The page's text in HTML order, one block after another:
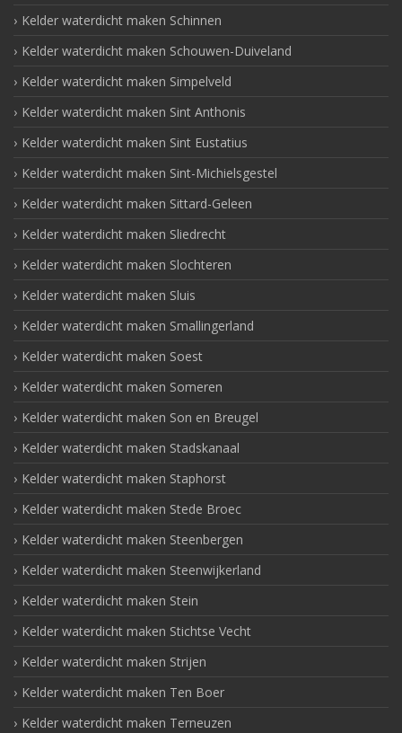
Kelder waterdicht maken Schinnen
Kelder waterdicht maken Schouwen-Duiveland
Kelder waterdicht maken Simpelveld
Kelder waterdicht maken Sint Anthonis
Kelder waterdicht maken Sint Eustatius
Kelder waterdicht maken Sint-Michielsgestel
Kelder waterdicht maken Sittard-Geleen
Kelder waterdicht maken Sliedrecht
Kelder waterdicht maken Slochteren
Kelder waterdicht maken Sluis
Kelder waterdicht maken Smallingerland
Kelder waterdicht maken Soest
Kelder waterdicht maken Someren
Kelder waterdicht maken Son en Breugel
Kelder waterdicht maken Stadskanaal
Kelder waterdicht maken Staphorst
Kelder waterdicht maken Stede Broec
Kelder waterdicht maken Steenbergen
Kelder waterdicht maken Steenwijkerland
Kelder waterdicht maken Stein
Kelder waterdicht maken Stichtse Vecht
Kelder waterdicht maken Strijen
Kelder waterdicht maken Ten Boer
Kelder waterdicht maken Terneuzen